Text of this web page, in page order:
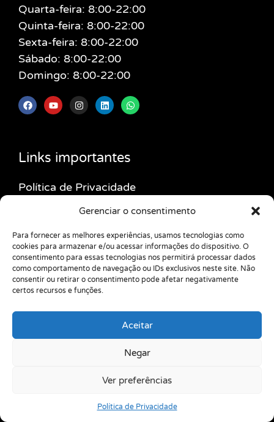
Gerenciar o consentimento
Para fornecer as melhores experiências, usamos tecnologias como
cookies para armazenar e/ou acessar informações do dispositivo. O
consentimento para essas tecnologias nos permitirá processar dados
como comportamento de navegação ou IDs exclusivos neste site. Não
consentir ou retirar o consentimento pode afetar negativamente
certos recursos e funções.
Aceitar
Negar
Ver preferências
Política de Privacidade
Quarta-feira: 8:00-22:00
Quinta-feira: 8:00-22:00
Sexta-feira: 8:00-22:00
Sábado: 8:00-22:00
Domingo: 8:00-22:00
Links importantes
Política de Privacidade
Política de Cookies
Termos de Uso
Isenção de Responsabilidade
Blog de Psicologia
Avaliação Neuropsicológica de Autismo
Online
Psicólogo em Florianópolis
Clínica de Autismo em Florianópolis
Especialista em TDAH em Florianópolis